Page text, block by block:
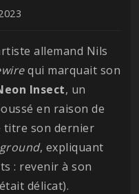
allemand Nils
qui marquait son
Insect, un
en raison de
titre son dernier
, expliquant
: revenir à son
délicat).